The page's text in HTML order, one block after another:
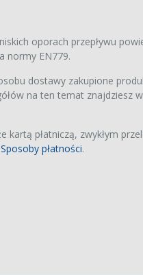
oporach przepływu
normy EN779.
dostawy zakupione
na ten temat znajdziesz
kartą płatniczą, zwykłym
Sposoby płatności.